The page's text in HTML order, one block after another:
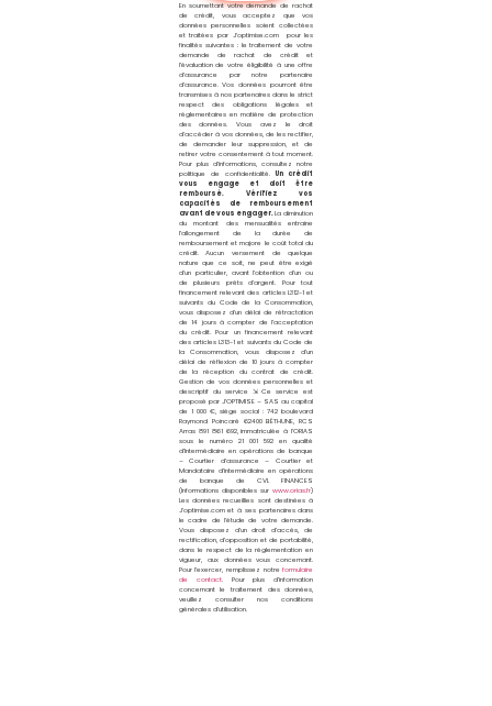
En soumettant votre demande de rachat
de crédit, vous acceptez que vos
données personnelles soient collectées
et traitées par J’optimise.com pour les
finalités suivantes : le traitement de votre
demande de rachat de crédit et
l’évaluation de votre éligibilité à une offre
d’assurance par notre partenaire
d’assurance. Vos données pourront être
transmises à nos partenaires dans le strict
respect des obligations légales et
réglementaires en matière de protection
des données. Vous avez le droit
d’accéder à vos données, de les rectifier,
de demander leur suppression, et de
retirer votre consentement à tout moment.
Pour plus d’informations, consultez notre
politique de confidentialité. Un crédit
vous engage et doit être
remboursé. Vérifiez vos
capacités de remboursement
avant de vous engager.La diminution
du montant des mensualités entraine
l’allongement de la durée de
remboursement et majore le coût total du
crédit. Aucun versement de quelque
nature que ce soit, ne peut être exigé
d’un particulier, avant l’obtention d’un ou
de plusieurs prêts d’argent. Pour tout
financement relevant des articles L312-1 et
suivants du Code de la Consommation,
vous disposez d’un délai de rétractation
de 14 jours à compter de l’acceptation
du crédit. Pour un financement relevant
des articles L313-1 et suivants du Code de
la Consommation, vous disposez d’un
délai de réflexion de 10 jours à compter
de la réception du contrat de crédit.
Gestion de vos données personnelles et
descriptif du service ⇲ Ce service est
proposé par J’OPTIMISE – SAS au capital
de 1 000 €, siège social : 742 boulevard
Raymond Poincaré 62400 BÉTHUNE, RCS
Arras 891 861 692, immatriculée à l’ORIAS
sous le numéro 21 001 592 en qualité
d’Intermédiaire en opérations de banque
– Courtier d’assurance – Courtier et
Mandataire d’intermédiaire en opérations
de banque de CVL FINANCES
(Informations disponibles sur www.orias.fr)
Les données recueillies sont destinées à
J’optimise.com et à ses partenaires dans
le cadre de l’étude de votre demande.
Vous disposez d’un droit d’accès, de
rectification, d’opposition et de portabilité,
dans le respect de la réglementation en
vigueur, aux données vous concernant.
Pour l’exercer, remplissez notreformulaire
de contact. Pour plus d’information
concernant le traitement des données,
veuillez consulter nos conditions
générales d’utilisation.